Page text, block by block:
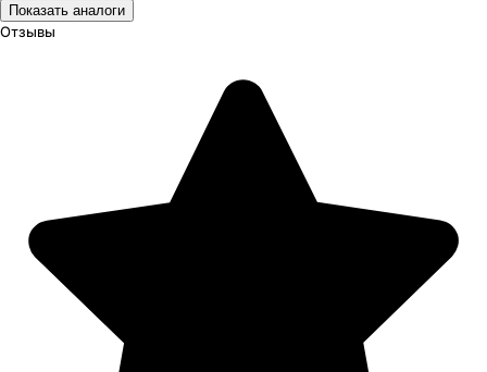
Показать аналоги
Отзывы